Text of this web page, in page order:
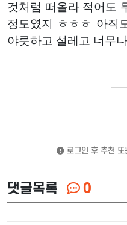
것처럼 떠올라 적어도
정도였지 ㅎㅎㅎ 아직
야릇하고 설레고 너무
로그인 후 추천 또
댓글목록 0